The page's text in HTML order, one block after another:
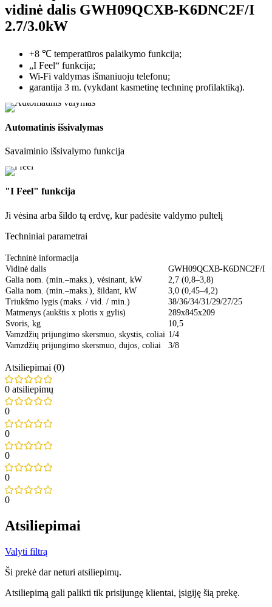
vidinė dalis GWH09QCXB-K6DNC2F/I
2.7/3.0kW
+8 ℃ temperatūros palaikymo funkcija;
„I Feel“ funkcija;
Wi-Fi valdymas išmaniuoju telefonu;
garantija 3 m. (vykdant kasmetinę techninę profilaktiką).
Automatinis išsivalymas
Savaiminio išsivalymo funkcija
"I Feel" funkcija
Ji vėsina arba šildo tą erdvę, kur padėsite valdymo pultelį
Techniniai parametrai
Techninė informacija
Vidinė dalis
GWH09QCXB-K6DNC2F/I
Galia nom. (min.–maks.), vėsinant, kW
2,7 (0,8–3,8)
Galia nom. (min.–maks.), šildant, kW
3,0 (0,45–4,2)
Triukšmo lygis (maks. / vid. / min.)
38/36/34/31/29/27/25
Matmenys (aukštis x plotis x gylis)
289x845x209
Svoris, kg
10,5
Vamzdžių prijungimo skersmuo, skystis, coliai 1/4
Vamzdžių prijungimo skersmuo, dujos, coliai
3/8
Atsiliepimai (0)
0 atsiliepimų
0
0
0
0
0
Atsiliepimai
Valyti filtrą
Ši prekė dar neturi atsiliepimų.
Atsiliepimą gali palikti tik prisijungę klientai, įsigiję šią prekę.